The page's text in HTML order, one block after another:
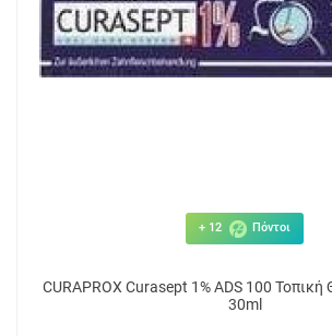
+ 12 Πόντοι
CURAPROX Curasept 1% ADS 100
30ml